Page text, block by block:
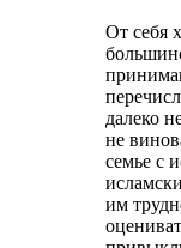
От себя
далеко
не
семье с
им